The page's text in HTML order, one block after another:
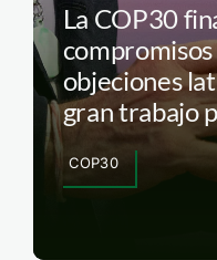
La COP30
objeciones
gran trabajo
COP30